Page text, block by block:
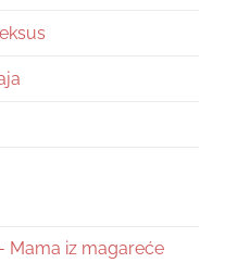
Mama iz magareće